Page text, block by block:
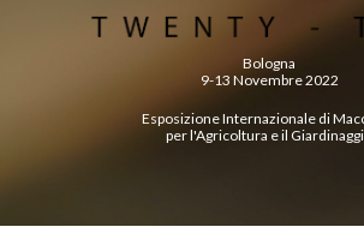
Bologna
9-13 Novembre 2022
Esposizione Internazionale di
per l'Agricoltura e il